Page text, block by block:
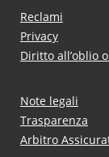
Reclami
Privacy
Diritto all’oblio
Note legali
Trasparenza
Arbitro